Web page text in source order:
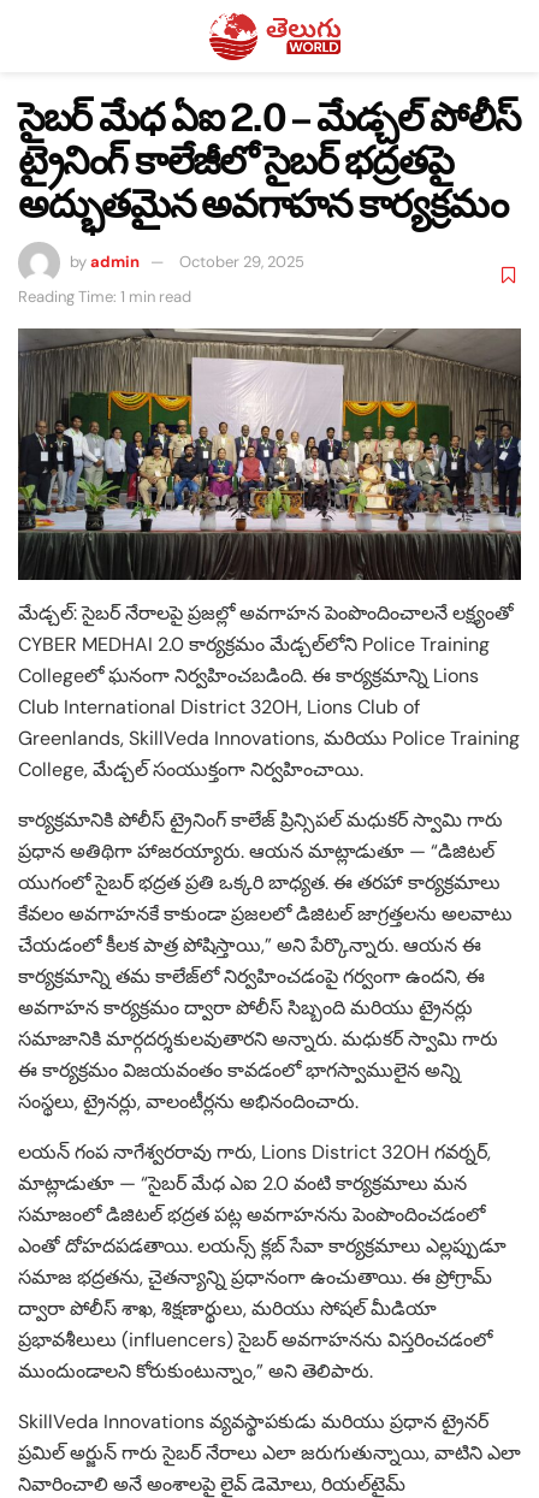
సైబర్ మేధ ఏఐ 2.0 – మేడ్చల్ పోలీస్
ట్రైనింగ్ కాలేజీలో సైబర్ భద్రతపై
అద్భుతమైన అవగాహన కార్యక్రమం
byadmin
October 29, 2025
Reading Time: 1 min read
మేడ్చల్: సైబర్ నేరాలపై ప్రజల్లో అవగాహన పెంపొందించాలనే లక్ష్యంతో
CYBER MEDHAI 2.0 కార్యక్రమం మేడ్చల్‌లోని Police Training
Collegeలో ఘనంగా నిర్వహించబడింది. ఈ కార్యక్రమాన్ని Lions
Club International District 320H, Lions Club of
Greenlands, SkillVeda Innovations, మరియు Police Training
College, మేడ్చల్ సంయుక్తంగా నిర్వహించాయి.
కార్యక్రమానికి పోలీస్ ట్రైనింగ్ కాలేజ్ ప్రిన్సిపల్ మధుకర్ స్వామి గారు
ప్రధాన అతిథిగా హాజరయ్యారు. ఆయన మాట్లాడుతూ — “డిజిటల్
యుగంలో సైబర్ భద్రత ప్రతి ఒక్కరి బాధ్యత. ఈ తరహా కార్యక్రమాలు
కేవలం అవగాహనకే కాకుండా ప్రజలలో డిజిటల్ జాగ్రత్తలను అలవాటు
చేయడంలో కీలక పాత్ర పోషిస్తాయి,” అని పేర్కొన్నారు. ఆయన ఈ
కార్యక్రమాన్ని తమ కాలేజ్‌లో నిర్వహించడంపై గర్వంగా ఉందని, ఈ
అవగాహన కార్యక్రమం ద్వారా పోలీస్ సిబ్బంది మరియు ట్రైనర్లు
సమాజానికి మార్గదర్శకులవుతారని అన్నారు. మధుకర్ స్వామి గారు
ఈ కార్యక్రమం విజయవంతం కావడంలో భాగస్వాములైన అన్ని
సంస్థలు, ట్రైనర్లు, వాలంటీర్లను అభినందించారు.
లయన్ గంప నాగేశ్వరరావు గారు, Lions District 320H గవర్నర్,
మాట్లాడుతూ — “సైబర్ మేధ ఎఐ 2.0 వంటి కార్యక్రమాలు మన
సమాజంలో డిజిటల్ భద్రత పట్ల అవగాహనను పెంపొందించడంలో
ఎంతో దోహదపడతాయి. లయన్స్ క్లబ్ సేవా కార్యక్రమాలు ఎల్లప్పుడూ
సమాజ భద్రతను, చైతన్యాన్ని ప్రధానంగా ఉంచుతాయి. ఈ ప్రోగ్రామ్
ద్వారా పోలీస్ శాఖ, శిక్షణార్థులు, మరియు సోషల్ మీడియా
ప్రభావశీలులు (influencers) సైబర్ అవగాహనను విస్తరించడంలో
ముందుండాలని కోరుకుంటున్నాం,” అని తెలిపారు.
SkillVeda Innovations వ్యవస్థాపకుడు మరియు ప్రధాన ట్రైనర్
ప్రమిల్ అర్జున్ గారు సైబర్ నేరాలు ఎలా జరుగుతున్నాయి, వాటిని ఎలా
నివారించాలి అనే అంశాలపై లైవ్ డెమోలు, రియల్‌టైమ్